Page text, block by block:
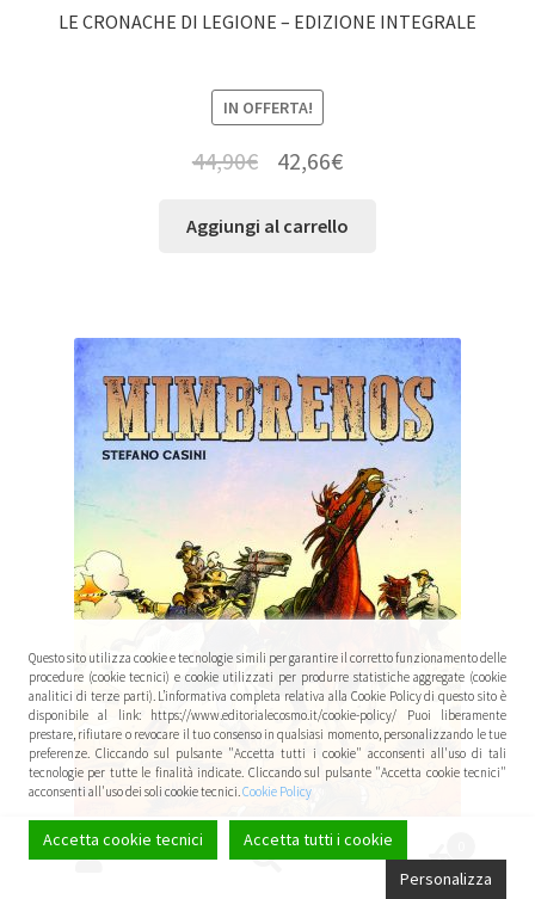
LE CRONACHE DI LEGIONE – EDIZIONE INTEGRALE
IN OFFERTA!
44,90€ 42,66€
Aggiungi al carrello
Questo sito utilizza cookie e tecnologie simili per garantire il corretto funzionamento delle
procedure (cookie tecnici) e cookie utilizzati per produrre statistiche aggregate (cookie
analitici di terze parti). L’informativa completa relativa alla Cookie Policy di questo sito è
disponibile al link: https://www.editorialecosmo.it/cookie-policy/ Puoi liberamente
prestare, rifiutare o revocare il tuo consenso in qualsiasi momento, personalizzando le tue
preferenze. Cliccando sul pulsante "Accetta tutti i cookie" acconsenti all'uso di tali
tecnologie per tutte le finalità indicate. Cliccando sul pulsante "Accetta cookie tecnici"
acconsenti all'uso dei soli cookie tecnici.Cookie Policy
Accetta cookie tecnici
Accetta tutti i cookie
Personalizza